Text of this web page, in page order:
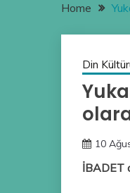
Home
Din
10
İBADET